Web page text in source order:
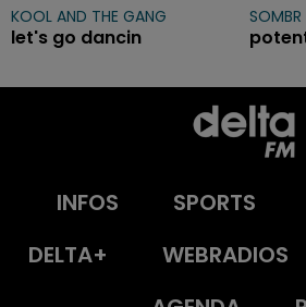
KOOL AND THE GANG
let's go dancin
SOMBR
INFOS SPORTS
DELTA+
WEBRADIOS